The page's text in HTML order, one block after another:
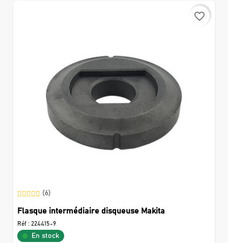
favorite_border
(6)
Flasque intermédiaire disqueuse Makita
Réf : 224415-9
En stock